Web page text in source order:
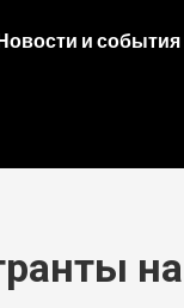
и события